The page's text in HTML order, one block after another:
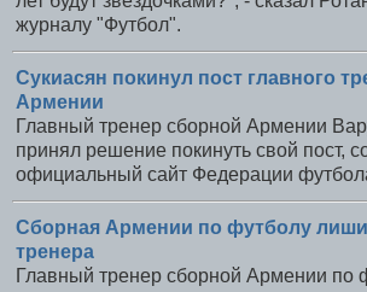
журналу "Футбол".
Сукиасян покинул пост главного
Армении
Главный тренер сборной Армении
принял решение покинуть свой пост,
официальный сайт Федерации
Сборная Армении по футболу
тренера
Главный тренер сборной Армении по